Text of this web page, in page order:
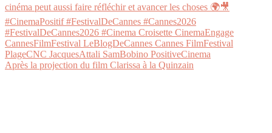
Après la projection du film Clarissa à la Quinzain